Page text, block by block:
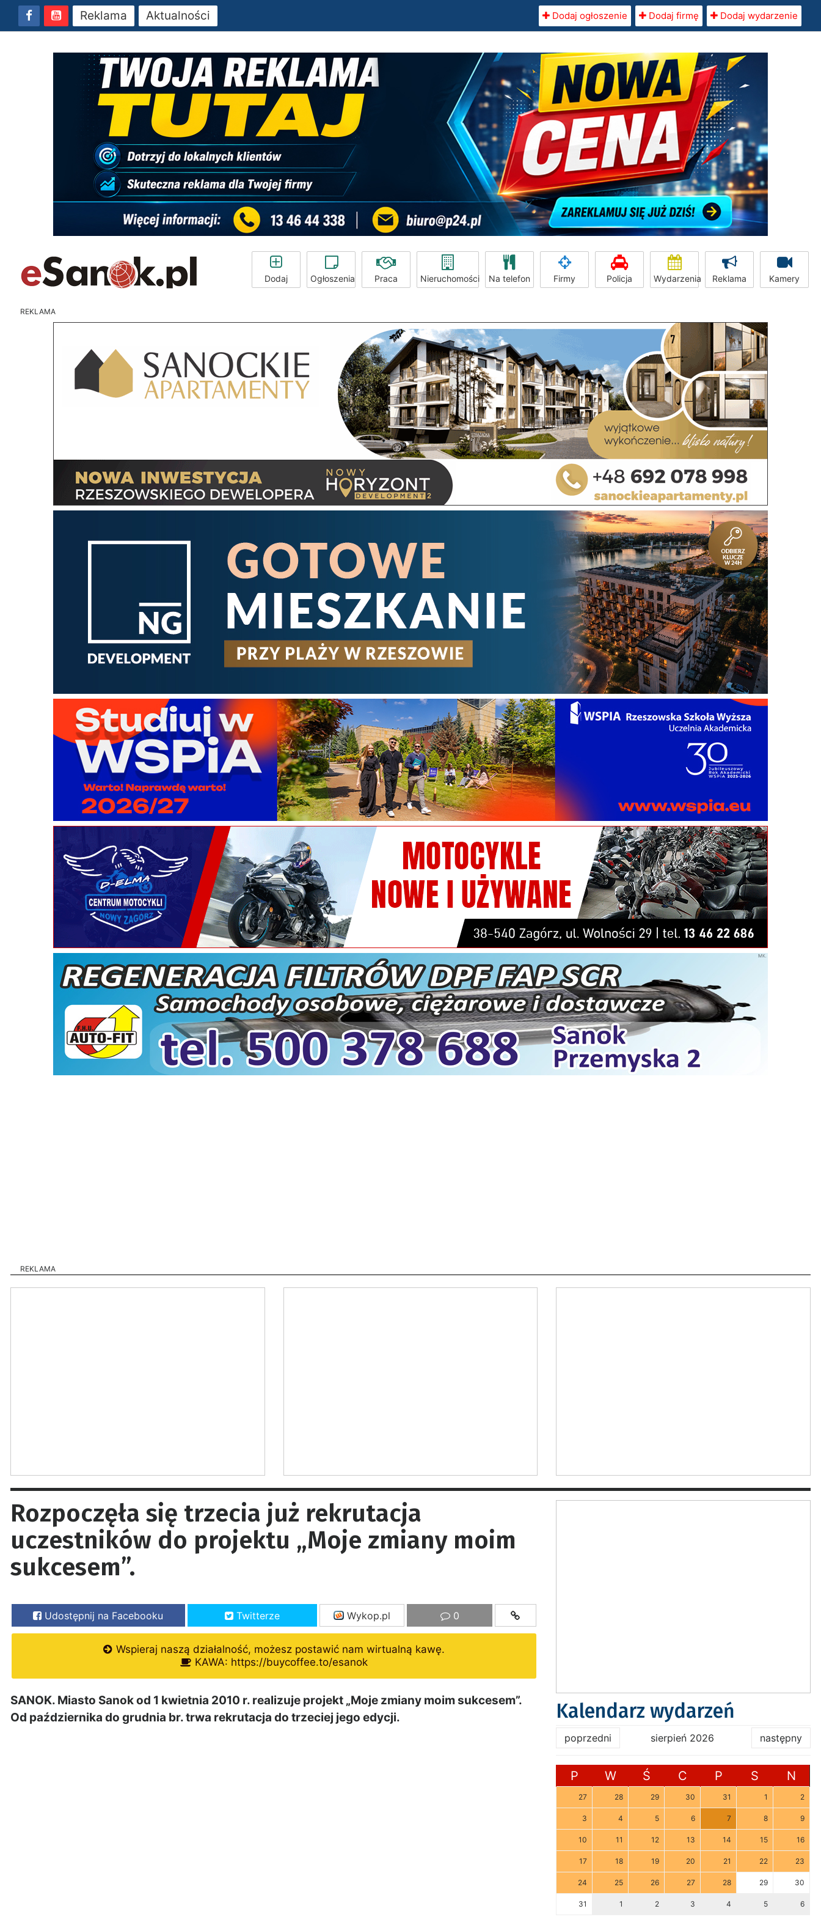
Reklama Aktualności Dodaj ogłoszenie Dodaj firmę Dodaj wydarzenie
Dodaj Ogłoszenia Praca Nieruchomości Na telefon Firmy Policja Wydarzenia Reklama Kamery
REKLAMA
REKLAMA
Rozpoczęła się trzecia już rekrutacja
uczestników do projektu „Moje zmiany moim
sukcesem”.
Udostępnij na Facebooku Twitterze Wykop.pl 0
Wspieraj naszą działalność, możesz postawić nam wirtualną kawę.
KAWA: https://buycoffee.to/esanok
SANOK. Miasto Sanok od 1 kwietnia 2010 r. realizuje projekt „Moje zmiany moim sukcesem”.
Od października do grudnia br. trwa rekrutacja do trzeciej jego edycji.
Kalendarz wydarzeń
poprzedni sierpień 2026 następny
P W Ś C P S N
27 28 29 30 31 1 2
3 4 5 6 7 8 9
10 11 12 13 14 15 16
17 18 19 20 21 22 23
24 25 26 27 28 29 30
31 1 2 3 4 5 6